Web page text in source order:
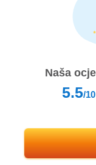
Naša
5.5/10